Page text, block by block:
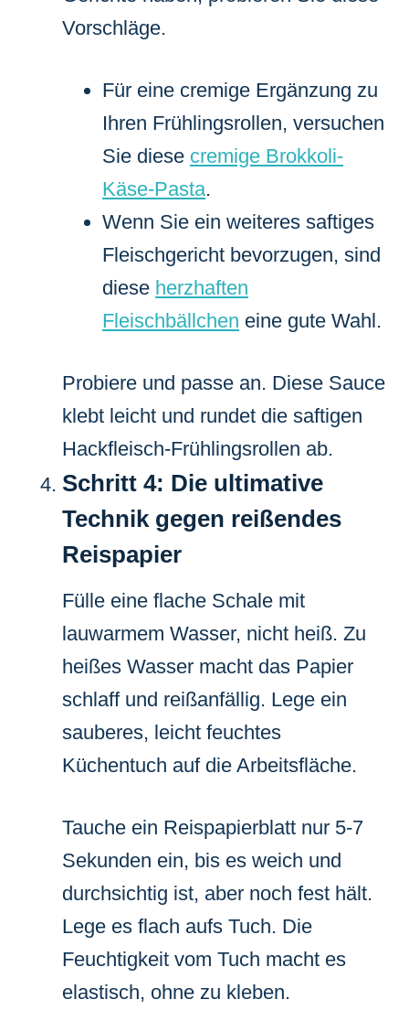
Vorschläge.
Für eine cremige Ergänzung zu
Ihren Frühlingsrollen, versuchen
Sie diese cremige Brokkoli-
Käse-Pasta.
Wenn Sie ein weiteres saftiges
Fleischgericht bevorzugen, sind
diese herzhaften
Fleischbällchen eine gute Wahl.
Probiere und passe an. Diese Sauce
klebt leicht und rundet die saftigen
Hackfleisch-Frühlingsrollen ab.
Schritt 4: Die ultimative
Technik gegen reißendes
Reispapier
Fülle eine flache Schale mit
lauwarmem Wasser, nicht heiß. Zu
heißes Wasser macht das Papier
schlaff und reißanfällig. Lege ein
sauberes, leicht feuchtes
Küchentuch auf die Arbeitsfläche.
Tauche ein Reispapierblatt nur 5-7
Sekunden ein, bis es weich und
durchsichtig ist, aber noch fest hält.
Lege es flach aufs Tuch. Die
Feuchtigkeit vom Tuch macht es
elastisch, ohne zu kleben.